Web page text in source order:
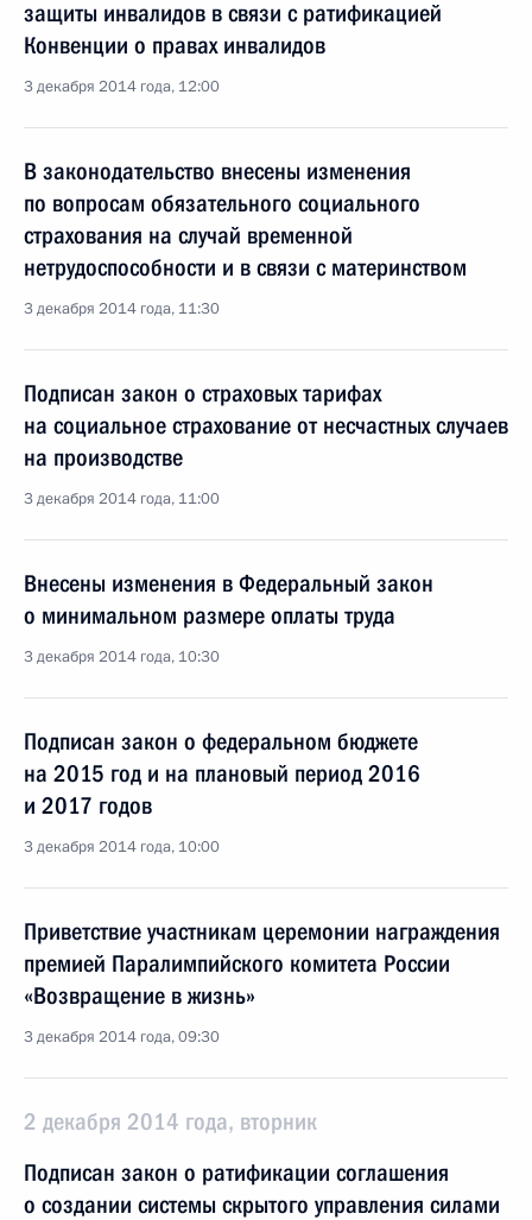
защиты инвалидов в связи с ратификацией
Конвенции о правах инвалидов
3 декабря 2014 года, 12:00
В законодательство внесены изменения
по вопросам обязательного социального
страхования на случай временной
нетрудоспособности и в связи с материнством
3 декабря 2014 года, 11:30
Подписан закон о страховых тарифах
на социальное страхование от несчастных случаев
на производстве
3 декабря 2014 года, 11:00
Внесены изменения в Федеральный закон
о минимальном размере оплаты труда
3 декабря 2014 года, 10:30
Подписан закон о федеральном бюджете
на 2015 год и на плановый период 2016
и 2017 годов
3 декабря 2014 года, 10:00
Приветствие участникам церемонии награждения
премией Паралимпийского комитета России
«Возвращение в жизнь»
3 декабря 2014 года, 09:30
2 декабря 2014 года, вторник
Подписан закон о ратификации соглашения
о создании системы скрытого управления силами